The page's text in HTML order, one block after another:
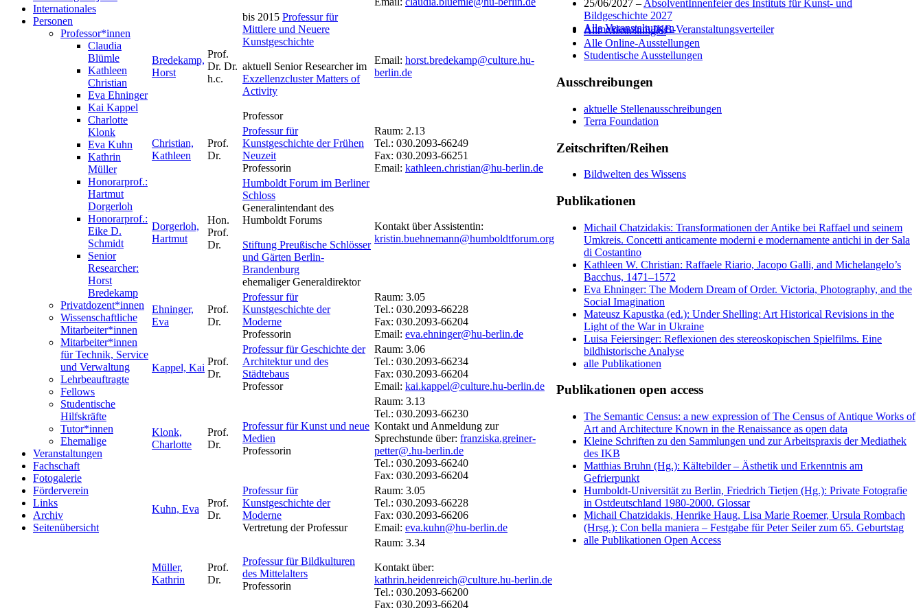
Internationales
Personen
Professor*innen
Claudia
Blümle
Kathleen
Christian
Eva Ehninger
Kai Kappel
Charlotte
Klonk
Eva Kuhn
Kathrin
Müller
Honorarprof.:
Hartmut
Dorgerloh
Honorarprof.:
Eike D.
Schmidt
Senior
Researcher:
Horst
Bredekamp
Privatdozent*innen
Wissenschaftliche
Mitarbeiter*innen
Mitarbeiter*innen
für Technik, Service
und Verwaltung
Lehrbeauftragte
Fellows
Studentische
Hilfskräfte
Tutor*innen
Ehemalige
Veranstaltungen
Fachschaft
Fotogalerie
Förderverein
Links
Archiv
Seitenübersicht
Bredekamp,
Horst
Prof.
Dr. Dr.
h.c.
bis 2015 Professur für
Mittlere und Neuere
Kunstgeschichte
aktuell Senior Researcher im
Exzellenzcluster Matters of
Activity
Professor
Email: horst.bredekamp@culture.hu-
berlin.de
Christian,
Kathleen
Prof.
Dr.
Professur für
Kunstgeschichte der Frühen
Neuzeit
Professorin
Raum: 2.13
Tel.: 030.2093-66249
Fax: 030.2093-66251
Email: kathleen.christian@hu-berlin.de
Dorgerloh,
Hartmut
Hon.
Prof.
Dr.
Humboldt Forum im Berliner
Schloss
Generalintendant des
Humboldt Forums
Stiftung Preußische Schlösser
und Gärten Berlin-
Brandenburg
ehemaliger Generaldirektor
Kontakt über Assistentin:
kristin.buehnemann@humboldtforum.org
Ehninger,
Eva
Prof.
Dr.
Professur für
Kunstgeschichte der
Moderne
Professorin
Raum: 3.05
Tel.: 030.2093-66228
Fax: 030.2093-66204
Email: eva.ehninger@hu-berlin.de
Kappel, Kai
Prof.
Dr.
Professur für Geschichte der
Architektur und des
Städtebaus
Professor
Raum: 3.06
Tel.: 030.2093-66234
Fax: 030.2093-66204
Email: kai.kappel@culture.hu-berlin.de
Klonk,
Charlotte
Prof.
Dr.
Professur für Kunst und neue
Medien
Professorin
Raum: 3.13
Tel.: 030.2093-66230
Kontakt und Anmeldung zur
Sprechstunde über: franziska.greiner-
petter@.hu-berlin.de
Tel.: 030.2093-66240
Fax: 030.2093-66204
Kuhn, Eva
Prof.
Dr.
Professur für
Kunstgeschichte der
Moderne
Vertretung der Professur
Raum: 3.05
Tel.: 030.2093-66228
Fax: 030.2093-66206
Email: eva.kuhn@hu-berlin.de
Müller,
Kathrin
Prof.
Dr.
Professur für Bildkulturen
des Mittelalters
Professorin
Raum: 3.34
Kontakt über:
kathrin.heidenreich@culture.hu-berlin.de
Tel.: 030.2093-66200
Fax: 030.2093-66204
25/06/2027 –AbsolventInnenfeier des Instituts für Kunst- und
Bildgeschichte 2027
Alle Veranstaltungen
Anmelden zum IKB-Veranstaltungsverteiler
Alle Ausstellungen
Alle Online-Ausstellungen
Studentische Ausstellungen
Ausschreibungen
aktuelle Stellenausschreibungen
Terra Foundation
Zeitschriften/Reihen
Bildwelten des Wissens
Publikationen
Michail Chatzidakis: Transformationen der Antike bei Raffael und seinem
Umkreis. Concetti anticamente moderni e modernamente antichi in der Sala
di Costantino
Kathleen W. Christian: Raffaele Riario, Jacopo Galli, and Michelangelo’s
Bacchus, 1471–1572
Eva Ehninger: The Modern Dream of Order. Victoria, Photography, and the
Social Imagination
Mateusz Kapustka (ed.): Under Shelling: Art Historical Revisions in the
Light of the War in Ukraine
Luisa Feiersinger: Reflexionen des stereoskopischen Spielfilms. Eine
bildhistorische Analyse
alle Publikationen
Publikationen open access
The Semantic Census: a new expression of The Census of Antique Works of
Art and Architecture Known in the Renaissance as open data
Kleine Schriften zu den Sammlungen und zur Arbeitspraxis der Mediathek
des IKB
Matthias Bruhn (Hg.): Kältebilder – Ästhetik und Erkenntnis am
Gefrierpunkt
Humboldt-Universität zu Berlin, Friedrich Tietjen (Hg.): Private Fotografie
in Ostdeutschland 1980-2000. Glossar
Michail Chatzidakis, Henrike Haug, Lisa Marie Roemer, Ursula Rombach
(Hrsg.): Con bella maniera – Festgabe für Peter Seiler zum 65. Geburtstag
alle Publikationen Open Access